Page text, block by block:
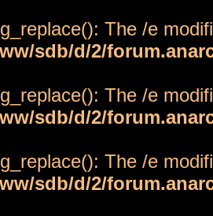
The /e
sdb/d/2/
The /e
sdb/d/2/
The /e
sdb/d/2/